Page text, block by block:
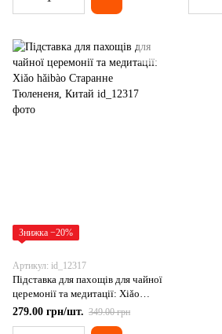
Знижка −20%
Артикул: id_12317
Підставка для пахощів для чайної
церемонії та медитації: Xiǎo
hǎibào Старанне Тюлененя,
279.00 грн/шт. 349.00 грн